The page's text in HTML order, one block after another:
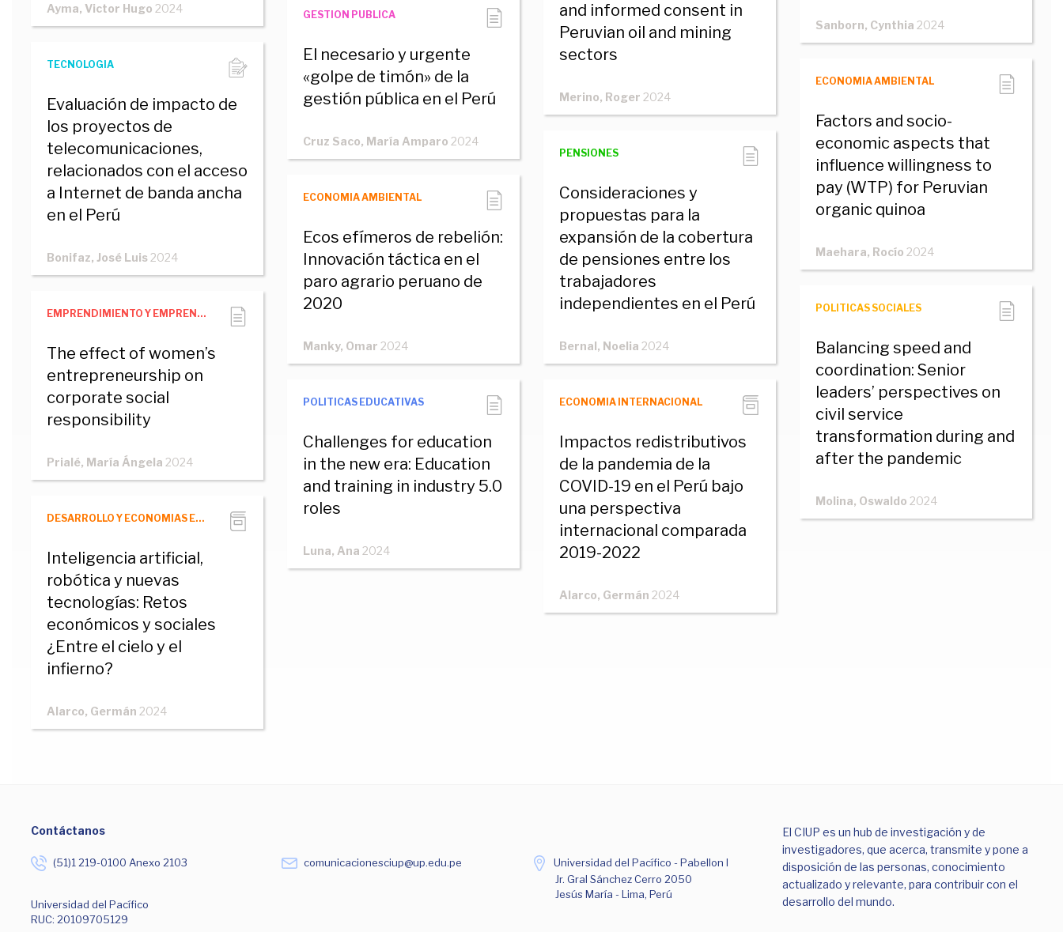
Ayma, Victor Hugo 2024
Sanborn, Cynthia 2024
and informed consent in
Peruvian oil and mining
sectors
Merino, Roger 2024
GESTION PUBLICA
El necesario y urgente
«golpe de timón» de la
gestión pública en el Perú
Cruz Saco, María Amparo 2024
TECNOLOGIA
Evaluación de impacto de
los proyectos de
telecomunicaciones,
relacionados con el acceso
a Internet de banda ancha
en el Perú
Bonifaz, José Luis2024
ECONOMIA AMBIENTAL
Factors and socio-
economic aspects that
influence willingness to
pay (WTP) for Peruvian
organic quinoa
Maehara, Rocío 2024
PENSIONES
Consideraciones y
propuestas para la
expansión de la cobertura
de pensiones entre los
trabajadores
independientes en el Perú
Bernal, Noelia 2024
ECONOMIA AMBIENTAL
Ecos efímeros de rebelión:
Innovación táctica en el
paro agrario peruano de
2020
Manky, Omar 2024
POLITICAS SOCIALES
Balancing speed and
coordination: Senior
leaders’ perspectives on
civil service
transformation during and
after the pandemic
Molina, Oswaldo 2024
EMPRENDIMIENTO Y EMPRENDEDORES
The effect of women’s
entrepreneurship on
corporate social
responsibility
Prialé, María Ángela 2024
POLITICAS EDUCATIVAS
Challenges for education
in the new era: Education
and training in industry 5.0
roles
Luna, Ana 2024
ECONOMIA INTERNACIONAL
Impactos redistributivos
de la pandemia de la
COVID-19 en el Perú bajo
una perspectiva
internacional comparada
2019-2022
Alarco, Germán 2024
DESARROLLO Y ECONOMIAS EMERGENTES
Inteligencia artificial,
robótica y nuevas
tecnologías: Retos
económicos y sociales
¿Entre el cielo y el
infierno?
Alarco, Germán 2024
Contáctanos
(51)1 219-0100 Anexo 2103
Universidad del Pacífico
RUC: 20109705129
comunicacionesciup@up.edu.pe
Universidad del Pacífico - Pabellon I
Jr. Gral Sánchez Cerro 2050
Jesús María - Lima, Perú
El CIUP es un hub de investigación y de
investigadores, que acerca, transmite y pone a
disposición de las personas, conocimiento
actualizado y relevante, para contribuir con el
desarrollo del mundo.